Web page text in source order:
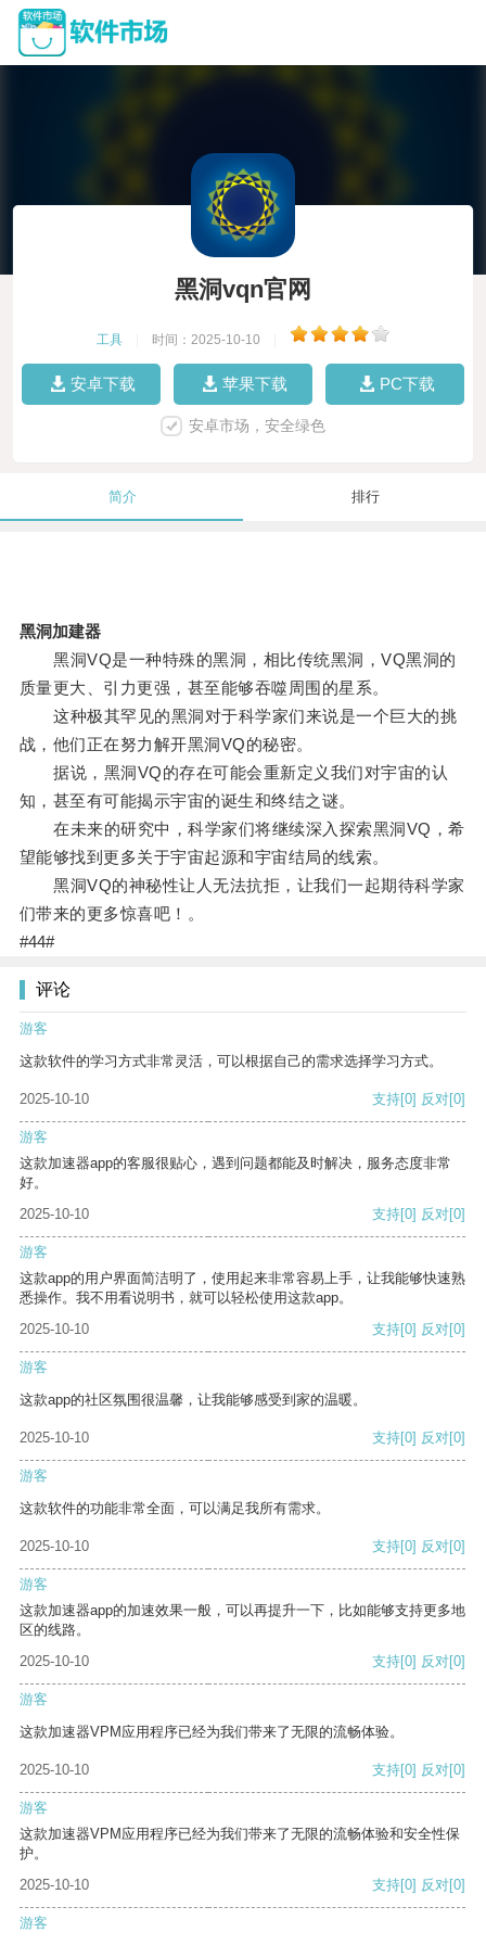
黑洞vqn官网
工具 时间：2025-10-10
安卓下载 苹果下载 PC下载
安卓市场，安全绿色
简介 排行
黑洞加建器
黑洞VQ是一种特殊的黑洞，相比传统黑洞，VQ黑洞的
质量更大、引力更强，甚至能够吞噬周围的星系。
这种极其罕见的黑洞对于科学家们来说是一个巨大的挑
战，他们正在努力解开黑洞VQ的秘密。
据说，黑洞VQ的存在可能会重新定义我们对宇宙的认
知，甚至有可能揭示宇宙的诞生和终结之谜。
在未来的研究中，科学家们将继续深入探索黑洞VQ，希
望能够找到更多关于宇宙起源和宇宙结局的线索。
黑洞VQ的神秘性让人无法抗拒，让我们一起期待科学家
们带来的更多惊喜吧！。
#44#
评论
游客
这款软件的学习方式非常灵活，可以根据自己的需求选择学习方式。
2025-10-10 支持[0] 反对[0]
游客
这款加速器app的客服很贴心，遇到问题都能及时解决，服务态度非常
好。
2025-10-10
支持[0] 反对[0]
游客
这款app的用户界面简洁明了，使用起来非常容易上手，让我能够快速熟
悉操作。我不用看说明书，就可以轻松使用这款app。
2025-10-10
支持[0] 反对[0]
游客
这款app的社区氛围很温馨，让我能够感受到家的温暖。
2025-10-10 支持[0] 反对[0]
游客
这款软件的功能非常全面，可以满足我所有需求。
2025-10-10 支持[0] 反对[0]
游客
这款加速器app的加速效果一般，可以再提升一下，比如能够支持更多地
区的线路。
2025-10-10
支持[0] 反对[0]
游客
这款加速器VPM应用程序已经为我们带来了无限的流畅体验。
2025-10-10 支持[0] 反对[0]
游客
这款加速器VPM应用程序已经为我们带来了无限的流畅体验和安全性保
护。
2025-10-10
支持[0] 反对[0]
游客